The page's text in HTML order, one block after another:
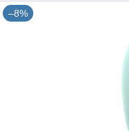
–8%